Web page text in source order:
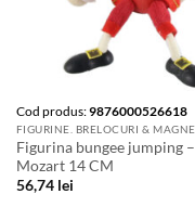
Cod produs:9876000526618
Figurina bungee jumping –
Mozart 14 CM
56,74 lei